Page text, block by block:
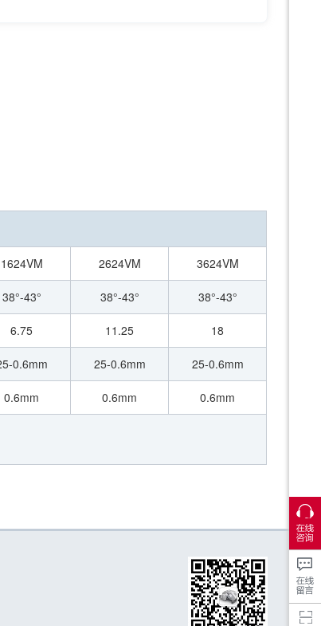
1624VM 2624VM 3624VM
38°-43° 38°-43° 38°-43°
6.75 11.25 18
0.6mm 25-0.6mm 25-0.6mm
0.6mm 0.6mm 0.6mm